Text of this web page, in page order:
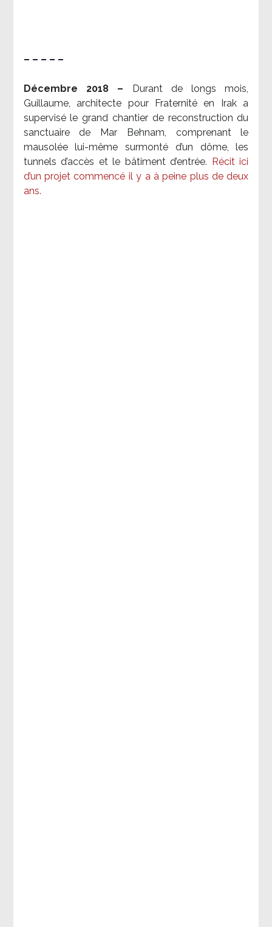
– – – – –
Décembre 2018 –
Durant de longs mois,
Guillaume, architecte pour Fraternité en Irak a
supervisé le grand chantier de reconstruction du
sanctuaire de Mar Behnam, comprenant le
mausolée lui-même surmonté d’un dôme, les
tunnels d’accès et le bâtiment d’entrée.
Récit ici
d’un projet commencé il y a à peine plus de deux
ans.